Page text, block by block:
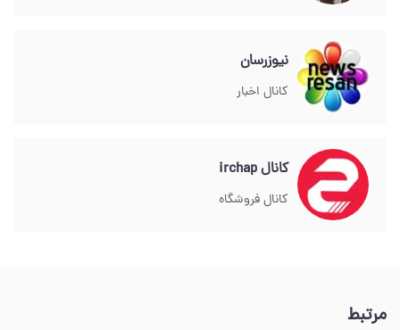
نیوزرسان
کانال اخبار
کانال irchap
کانال فروشگاه
مرتبط